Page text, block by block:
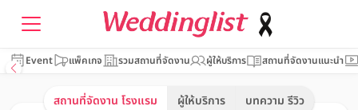
Event แพ็คเกจ รวมสถานที่จัดงาน ผู้ให้บริการ สถานที่จัดงานแนะนำ
สถานที่จัดงาน โรงแรม ผู้ให้บริการ บทความ รีวิว